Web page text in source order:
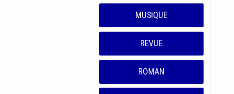
MUSIQUE
REVUE
ROMAN